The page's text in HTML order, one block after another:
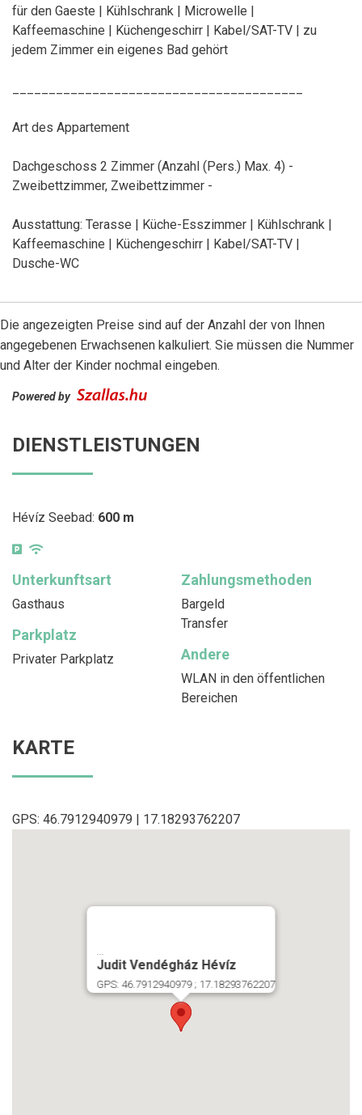
für den Gaeste | Kühlschrank | Microwelle |
Kaffeemaschine | Küchengeschirr | Kabel/SAT-TV | zu
jedem Zimmer ein eigenes Bad gehört
Art des Appartement
Dachgeschoss 2 Zimmer (Anzahl (Pers.) Max. 4) -
Zweibettzimmer, Zweibettzimmer -
Ausstattung: Terasse | Küche-Esszimmer | Kühlschrank |
Kaffeemaschine | Küchengeschirr | Kabel/SAT-TV |
Dusche-WC
Die angezeigten Preise sind auf der Anzahl der von Ihnen
angegebenen Erwachsenen kalkuliert. Sie müssen die Nummer
und Alter der Kinder nochmal eingeben.
Powered by
DIENSTLEISTUNGEN
Hévíz Seebad: 600 m
Unterkunftsart
Gasthaus
Zahlungsmethoden
Bargeld
Transfer
Parkplatz
Privater Parkplatz Andere
WLAN in den öffentlichen
Bereichen
KARTE
GPS: 46.7912940979 | 17.18293762207
Judit Vendégház Hévíz
GPS: 46.7912940979 ; 17.18293762207